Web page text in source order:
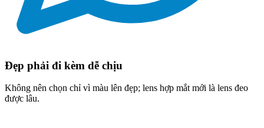
Đẹp phải đi kèm dễ chịu
Không nên chọn chỉ vì màu lên đẹp; lens hợp mắt mới là lens đeo
được lâu.